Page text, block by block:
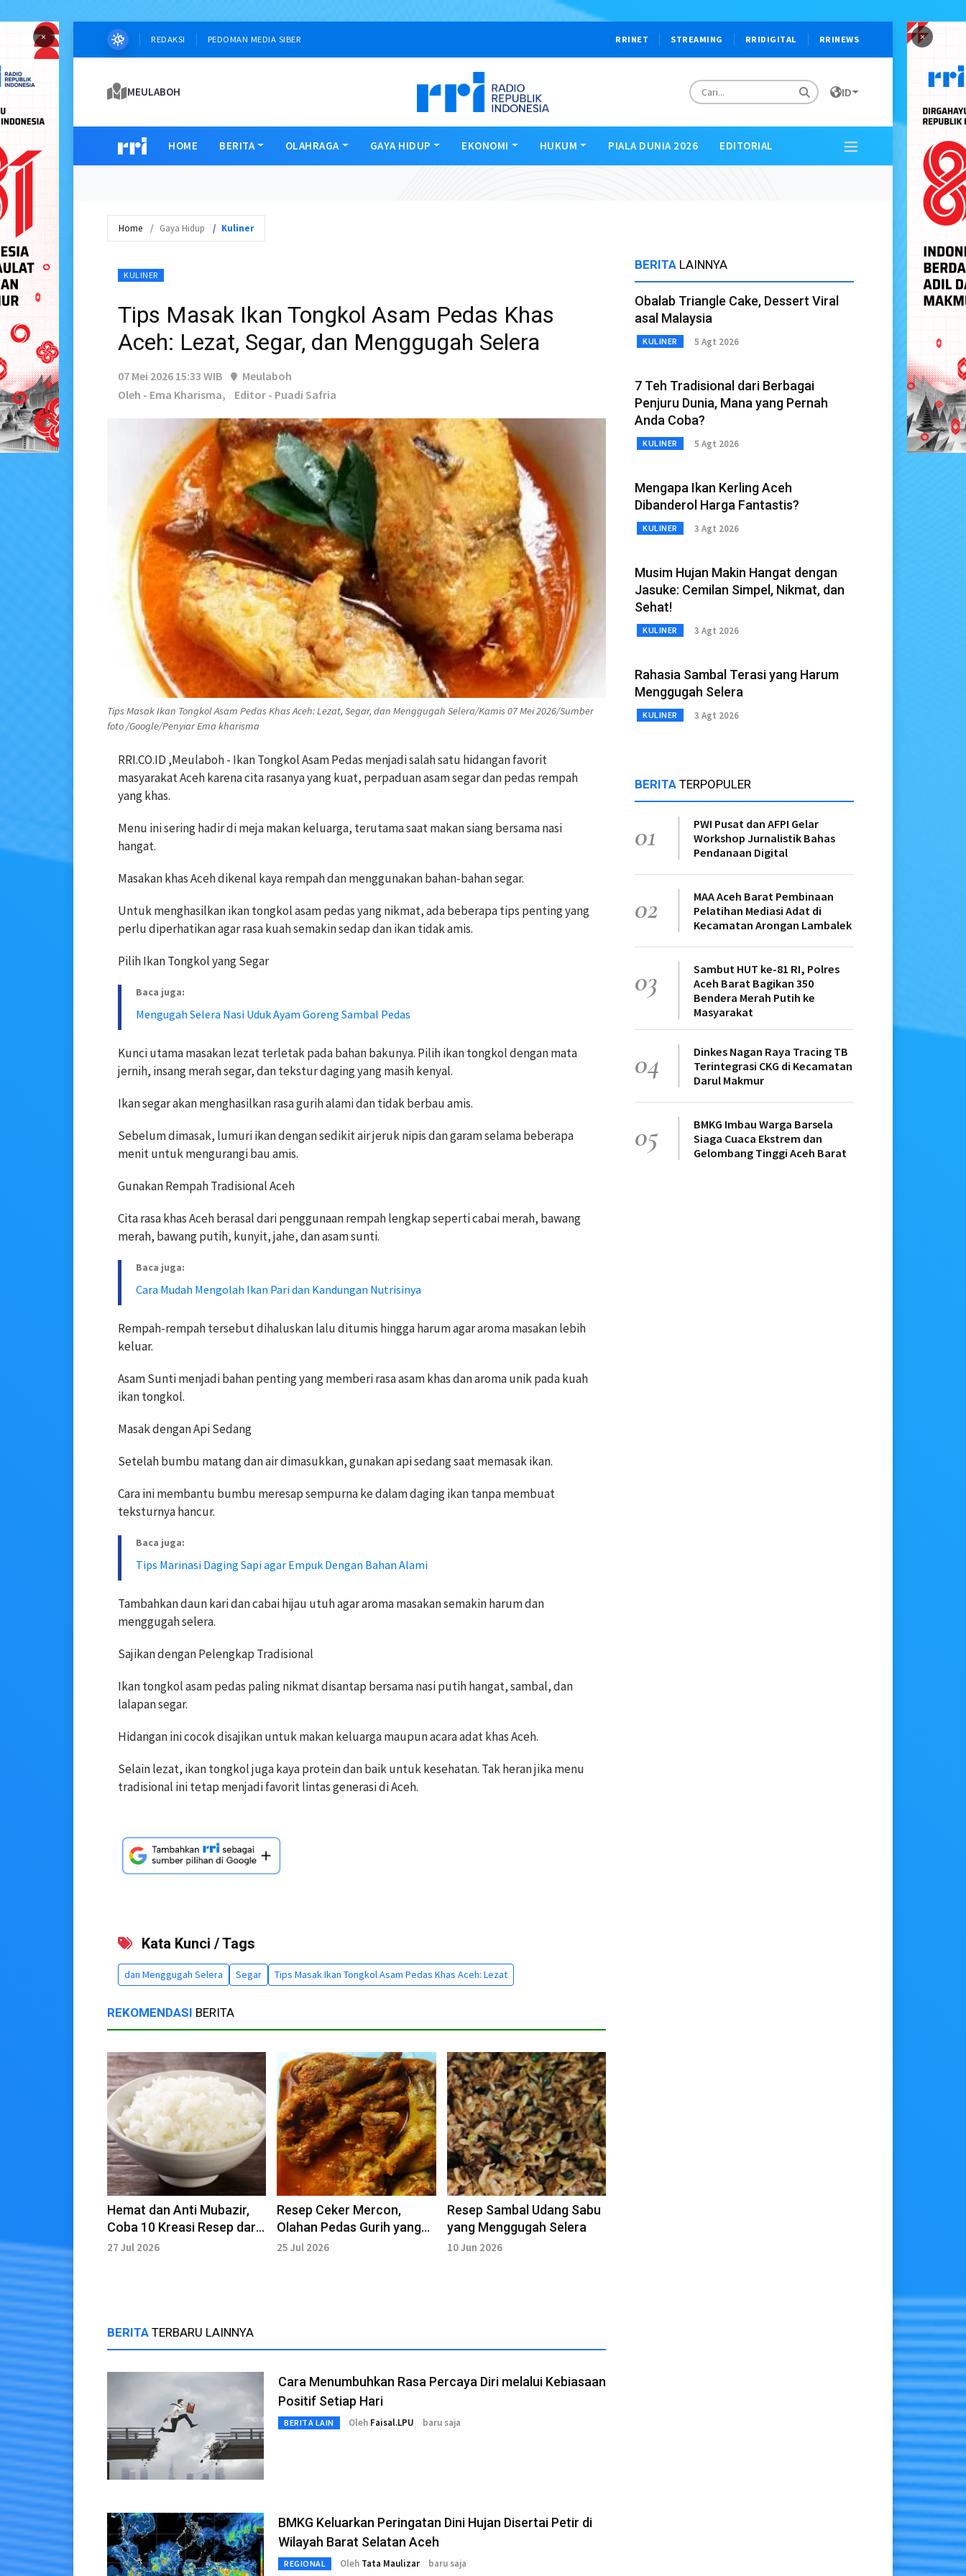
× ×
REDAKSI PEDOMAN MEDIA SIBER RRINET STREAMING RRIDIGITAL RRINEWS
MEULABOH ID
HOME BERITA OLAHRAGA GAYA HIDUP EKONOMI HUKUM PIALA DUNIA 2026 EDITORIAL
Home Gaya Hidup Kuliner
KULINER
Tips Masak Ikan Tongkol Asam Pedas Khas
Aceh: Lezat, Segar, dan Menggugah Selera
07 Mei 2026 15:33 WIB
Meulaboh
Oleh - Ema Kharisma,
Editor - Puadi Safria
Tips Masak Ikan Tongkol Asam Pedas Khas Aceh: Lezat, Segar, dan Menggugah Selera/Kamis 07 Mei 2026/Sumber
foto /Google/Penyiar Ema kharisma
RRI.CO.ID ,Meulaboh - Ikan Tongkol Asam Pedas menjadi salah satu hidangan favorit
masyarakat Aceh karena cita rasanya yang kuat, perpaduan asam segar dan pedas rempah
yang khas.
Menu ini sering hadir di meja makan keluarga, terutama saat makan siang bersama nasi
hangat.
Masakan khas Aceh dikenal kaya rempah dan menggunakan bahan-bahan segar.
Untuk menghasilkan ikan tongkol asam pedas yang nikmat, ada beberapa tips penting yang
perlu diperhatikan agar rasa kuah semakin sedap dan ikan tidak amis.
Pilih Ikan Tongkol yang Segar
Baca juga:
Mengugah Selera Nasi Uduk Ayam Goreng Sambal Pedas
Kunci utama masakan lezat terletak pada bahan bakunya. Pilih ikan tongkol dengan mata
jernih, insang merah segar, dan tekstur daging yang masih kenyal.
Ikan segar akan menghasilkan rasa gurih alami dan tidak berbau amis.
Sebelum dimasak, lumuri ikan dengan sedikit air jeruk nipis dan garam selama beberapa
menit untuk mengurangi bau amis.
Gunakan Rempah Tradisional Aceh
Cita rasa khas Aceh berasal dari penggunaan rempah lengkap seperti cabai merah, bawang
merah, bawang putih, kunyit, jahe, dan asam sunti.
Baca juga:
Cara Mudah Mengolah Ikan Pari dan Kandungan Nutrisinya
Rempah-rempah tersebut dihaluskan lalu ditumis hingga harum agar aroma masakan lebih
keluar.
Asam Sunti menjadi bahan penting yang memberi rasa asam khas dan aroma unik pada kuah
ikan tongkol.
Masak dengan Api Sedang
Setelah bumbu matang dan air dimasukkan, gunakan api sedang saat memasak ikan.
Cara ini membantu bumbu meresap sempurna ke dalam daging ikan tanpa membuat
teksturnya hancur.
Baca juga:
Tips Marinasi Daging Sapi agar Empuk Dengan Bahan Alami
Tambahkan daun kari dan cabai hijau utuh agar aroma masakan semakin harum dan
menggugah selera.
Sajikan dengan Pelengkap Tradisional
Ikan tongkol asam pedas paling nikmat disantap bersama nasi putih hangat, sambal, dan
lalapan segar.
Hidangan ini cocok disajikan untuk makan keluarga maupun acara adat khas Aceh.
Selain lezat, ikan tongkol juga kaya protein dan baik untuk kesehatan. Tak heran jika menu
tradisional ini tetap menjadi favorit lintas generasi di Aceh.
Kata Kunci / Tags
dan Menggugah Selera Segar Tips Masak Ikan Tongkol Asam Pedas Khas Aceh: Lezat
REKOMENDASI BERITA
Hemat dan Anti Mubazir,
Coba 10 Kreasi Resep dari
Nasi Sisa
27 Jul 2026
Resep Ceker Mercon,
Olahan Pedas Gurih yang
Bikin Ketagihan di Setiap
25 Jul 2026
Resep Sambal Udang Sabu
yang Menggugah Selera
10 Jun 2026
BERITA TERBARU LAINNYA
Cara Menumbuhkan Rasa Percaya Diri melalui Kebiasaan
Positif Setiap Hari
BERITA LAIN Oleh Faisal.LPU baru saja
BMKG Keluarkan Peringatan Dini Hujan Disertai Petir di
Wilayah Barat Selatan Aceh
REGIONAL Oleh Tata Maulizar baru saja
BERITA LAINNYA
Obalab Triangle Cake, Dessert Viral
asal Malaysia
KULINER 5 Agt 2026
7 Teh Tradisional dari Berbagai
Penjuru Dunia, Mana yang Pernah
Anda Coba?
KULINER 5 Agt 2026
Mengapa Ikan Kerling Aceh
Dibanderol Harga Fantastis?
KULINER 3 Agt 2026
Musim Hujan Makin Hangat dengan
Jasuke: Cemilan Simpel, Nikmat, dan
Sehat!
KULINER 3 Agt 2026
Rahasia Sambal Terasi yang Harum
Menggugah Selera
KULINER 3 Agt 2026
BERITA TERPOPULER
01
PWI Pusat dan AFPI Gelar
Workshop Jurnalistik Bahas
Pendanaan Digital
02
MAA Aceh Barat Pembinaan
Pelatihan Mediasi Adat di
Kecamatan Arongan Lambalek
03
Sambut HUT ke-81 RI, Polres
Aceh Barat Bagikan 350
Bendera Merah Putih ke
Masyarakat
04
Dinkes Nagan Raya Tracing TB
Terintegrasi CKG di Kecamatan
Darul Makmur
05
BMKG Imbau Warga Barsela
Siaga Cuaca Ekstrem dan
Gelombang Tinggi Aceh Barat